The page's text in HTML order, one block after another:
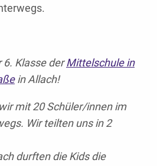
6. Klasse derMittelschule in
in Allach!
mit 20 Schüler/innen im
Wir teilten uns in 2
durften die Kids die